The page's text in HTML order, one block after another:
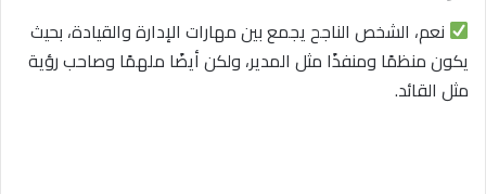
نعم، الشخص الناجح يجمع بين مهارات الإدارة والقيادة، بحيث
يكون منظمًا ومنفذًا مثل المدير، ولكن أيضًا ملهمًا وصاحب رؤية
مثل القائد.